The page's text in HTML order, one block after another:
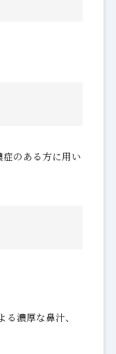
のある方に用い
濃厚な鼻汁、